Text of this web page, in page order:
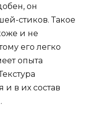
он
стиков. Такое
и не
его легко
опыта
в их состав